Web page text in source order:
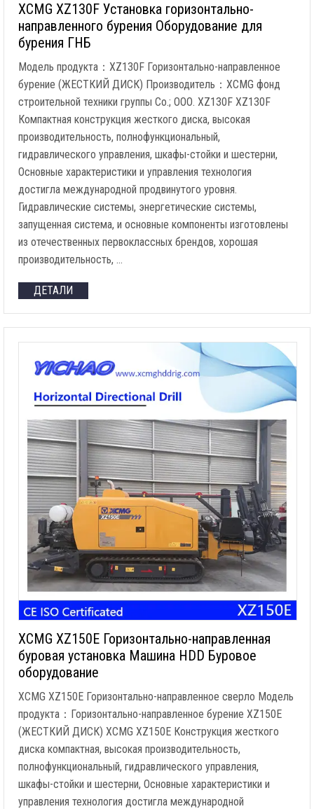
XCMG XZ130F Установка горизонтально-
направленного бурения Оборудование для
бурения ГНБ
Модель продукта：XZ130F Горизонтально-направленное
бурение (ЖЕСТКИЙ ДИСК) Производитель：XCMG фонд
строительной техники группы Co.; ООО. XZ130F XZ130F
Компактная конструкция жесткого диска, высокая
производительность, полнофункциональный,
гидравлического управления, шкафы-стойки и шестерни,
Основные характеристики и управления технология
достигла международной продвинутого уровня.
Гидравлические системы, энергетические системы,
запущенная система, и основные компоненты изготовлены
из отечественных первоклассных брендов, хорошая
производительность, …
ДЕТАЛИ
XCMG XZ150E Горизонтально-направленная
буровая установка Машина HDD Буровое
оборудование
XCMG XZ150E Горизонтально-направленное сверло Модель
продукта：Горизонтально-направленное бурение XZ150E
(ЖЕСТКИЙ ДИСК) XCMG XZ150E Конструкция жесткого
диска компактная, высокая производительность,
полнофункциональный, гидравлического управления,
шкафы-стойки и шестерни, Основные характеристики и
управления технология достигла международной